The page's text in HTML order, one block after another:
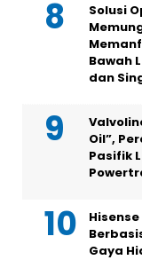
Solusi
Bawah
dan
Oil”,
Pasifik
Gaya